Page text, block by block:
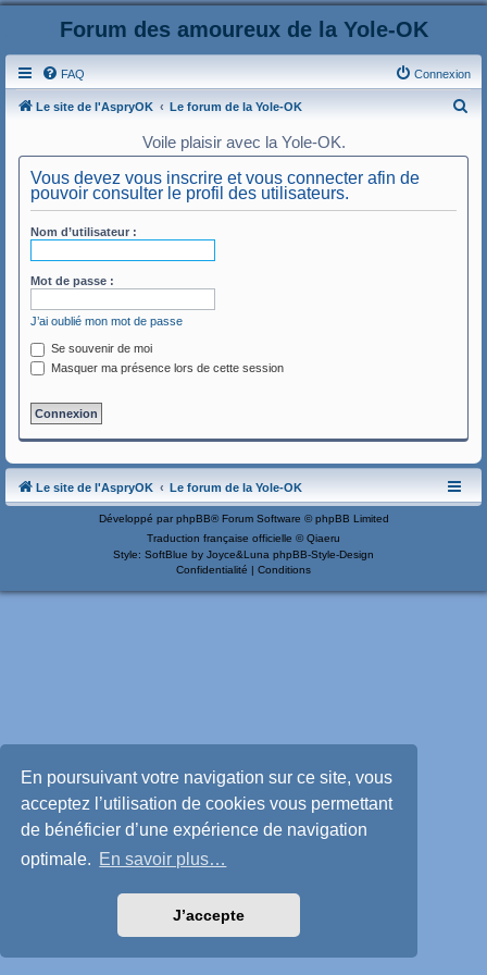
En poursuivant votre navigation sur ce site, vous
acceptez l’utilisation de cookies vous permettant
de bénéficier d’une expérience de navigation
optimale. En savoir plus…
J’accepte
Forum des amoureux de la Yole-OK
FAQ Connexion
Le site de l'AspryOK Le forum de la Yole-OK
Voile plaisir avec la Yole-OK.
Vous devez vous inscrire et vous connecter afin de
pouvoir consulter le profil des utilisateurs.
Nom d’utilisateur :
Mot de passe :
J’ai oublié mon mot de passe
Se souvenir de moi
Masquer ma présence lors de cette session
Le site de l'AspryOK Le forum de la Yole-OK
Développé par phpBB® Forum Software © phpBB Limited
Traduction française officielle ©Qiaeru
Style: SoftBlue by Joyce&Luna phpBB-Style-Design
Confidentialité | Conditions